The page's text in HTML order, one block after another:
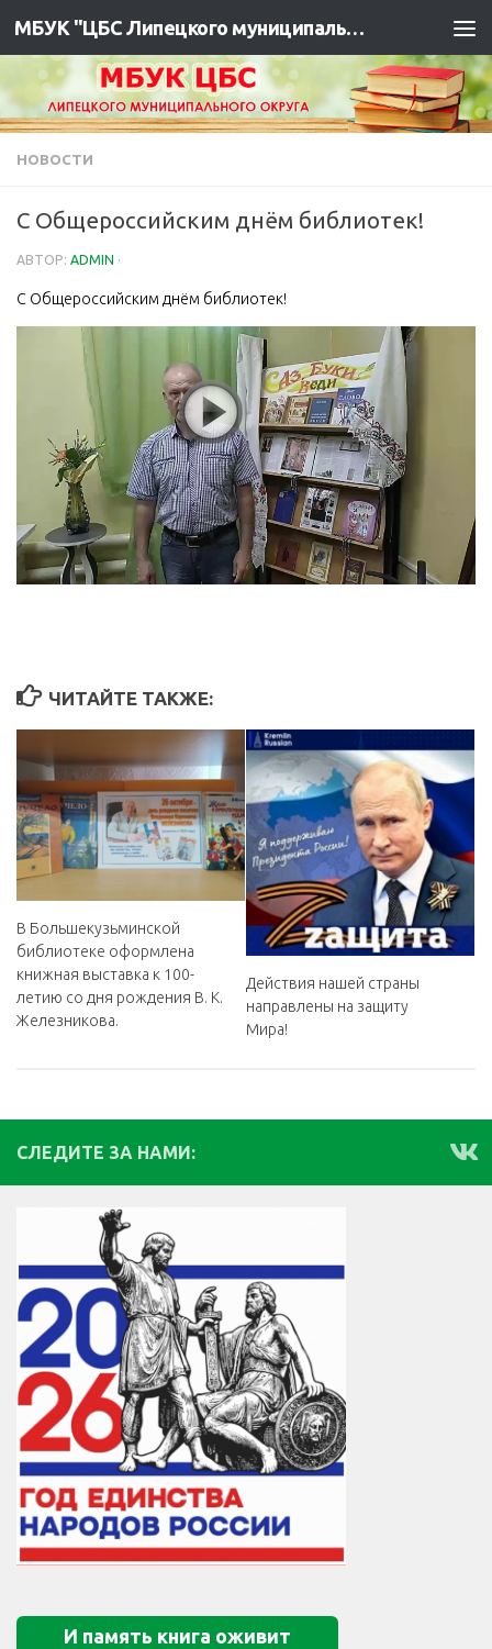
МБУК "ЦБС Липецкого муниципального района"
НОВОСТИ
С Общероссийским днём библиотек!
АВТОР: ADMIN ·
С Общероссийским днём библиотек!
ЧИТАЙТЕ ТАКЖЕ:
В Большекузьминской
библиотеке оформлена
книжная выставка к 100-
летию со дня рождения В. К.
Железникова.
Действия нашей страны
направлены на защиту
Мира!
СЛЕДИТЕ ЗА НАМИ:
И память книга оживит